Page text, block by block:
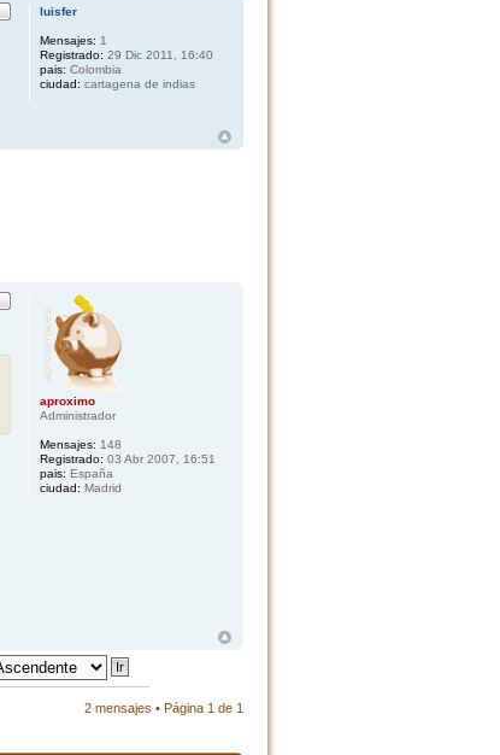
luisfer
Mensajes: 1
Registrado: 29 Dic 2011, 16:40
pais: Colombia
ciudad: cartagena de indias
aproximo
Administrador
Mensajes: 148
Registrado: 03 Abr 2007, 16:51
pais: España
ciudad: Madrid
2 mensajes • Página 1 de 1